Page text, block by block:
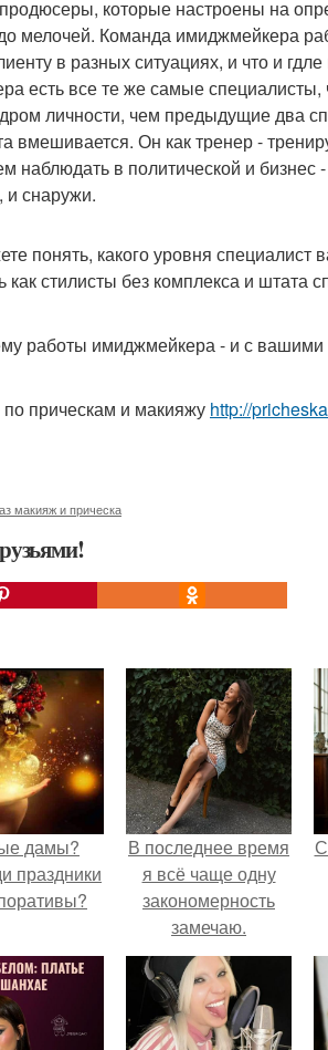
которые настроены на
мелочей. Команда имиджмейкера
в разных ситуациях, и что и
есть все те же самые
личности, чем предыдущие два
вмешивается. Он как тренер -
в политической и бизнес
и снаружи.
понять, какого уровня
стилисты без комплекса и штата
работы имиджмейкера - и с
по прическам и макияжу http://
макияж и прическа
дамы?
праздники
В последнее время
я всё чаще одну
закономерность
замечаю.